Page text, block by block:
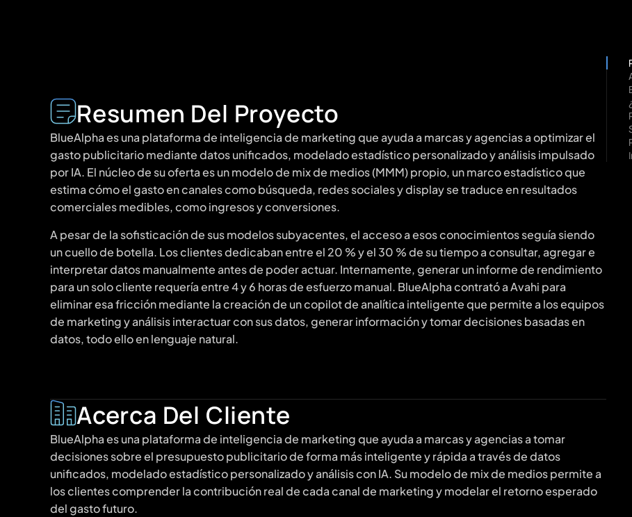
Resumen Del Proyecto
BlueAlpha es una plataforma de inteligencia de marketing que ayuda a marcas y agencias a optimizar el
gasto publicitario mediante datos unificados, modelado estadístico personalizado y análisis impulsado
por IA. El núcleo de su oferta es un modelo de mix de medios (MMM) propio, un marco estadístico que
estima cómo el gasto en canales como búsqueda, redes sociales y display se traduce en resultados
comerciales medibles, como ingresos y conversiones.
A pesar de la sofisticación de sus modelos subyacentes, el acceso a esos conocimientos seguía siendo
un cuello de botella. Los clientes dedicaban entre el 20 % y el 30 % de su tiempo a consultar, agregar e
interpretar datos manualmente antes de poder actuar. Internamente, generar un informe de rendimiento
para un solo cliente requería entre 4 y 6 horas de esfuerzo manual. BlueAlpha contrató a Avahi para
eliminar esa fricción mediante la creación de un copilot de analítica inteligente que permite a los equipos
de marketing y análisis interactuar con sus datos, generar información y tomar decisiones basadas en
datos, todo ello en lenguaje natural.
Acerca Del Cliente
BlueAlpha es una plataforma de inteligencia de marketing que ayuda a marcas y agencias a tomar
decisiones sobre el presupuesto publicitario de forma más inteligente y rápida a través de datos
unificados, modelado estadístico personalizado y análisis con IA. Su modelo de mix de medios permite a
los clientes comprender la contribución real de cada canal de marketing y modelar el retorno esperado
del gasto futuro.